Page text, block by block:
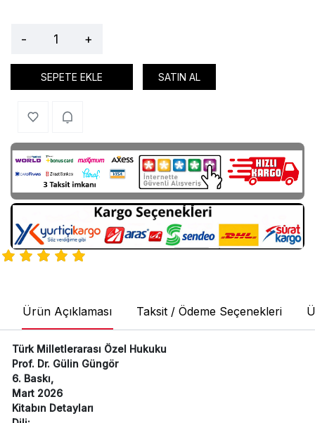
- +
SEPETE EKLE SATIN AL
Ürün Açıklaması Taksit / Ödeme Seçenekleri
Türk Milletlerarası Özel Hukuku
Prof. Dr. Gülin Güngör
6. Baskı,
Mart 2026
Kitabın Detayları